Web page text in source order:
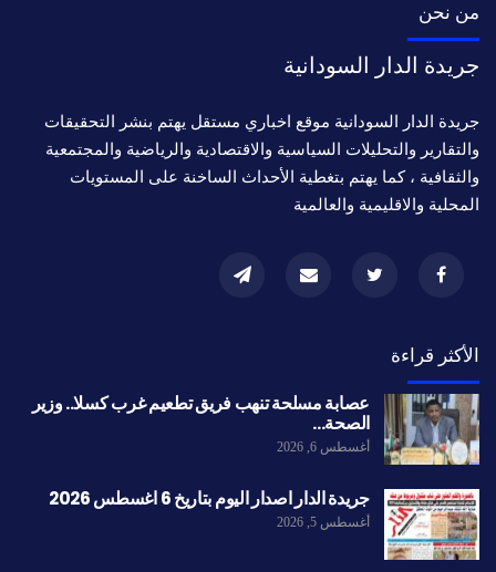
من نحن
جريدة الدار السودانية
جريدة الدار السودانية موقع اخباري مستقل يهتم بنشر التحقيقات
والتقارير والتحليلات السياسية والاقتصادية والرياضية والمجتمعية
والثقافية ، كما يهتم بتغطية الأحداث الساخنة على المستويات
المحلية والاقليمية والعالمية
الأكثر قراءة
عصابة مسلحة تنهب فريق تطعيم غرب كسلا.. وزير
الصحة…
أغسطس 6, 2026
جريدة الدار اصدار اليوم بتاريخ 6 اغسطس 2026
أغسطس 5, 2026